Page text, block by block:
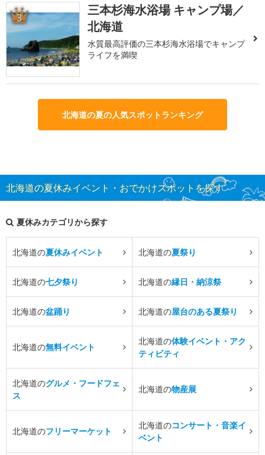
3
三本杉海水浴場 キャンプ場／
北海道
水質最高評価の三本杉海水浴場でキャンプ
ライフを満喫
北海道の夏の人気スポットランキング
北海道の夏休みイベント・おでかけスポットを探す
夏休みカテゴリから探す
北海道の夏休みイベント 北海道の夏祭り
北海道の七夕祭り 北海道の縁日・納涼祭
北海道の盆踊り 北海道の屋台のある夏祭り
北海道の無料イベント
北海道の体験イベント・アク
ティビティ
北海道のグルメ・フードフェ
ス
北海道の物産展
北海道のフリーマーケット
北海道のコンサート・音楽イ
ベント